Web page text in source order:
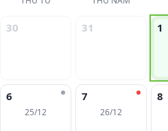
30 31 1
6
25/12
7
26/12
8